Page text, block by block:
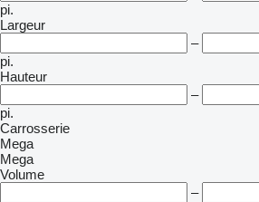
pi.
Largeur
–
pi.
Hauteur
–
pi.
Carrosserie
Mega
Mega
Volume
–